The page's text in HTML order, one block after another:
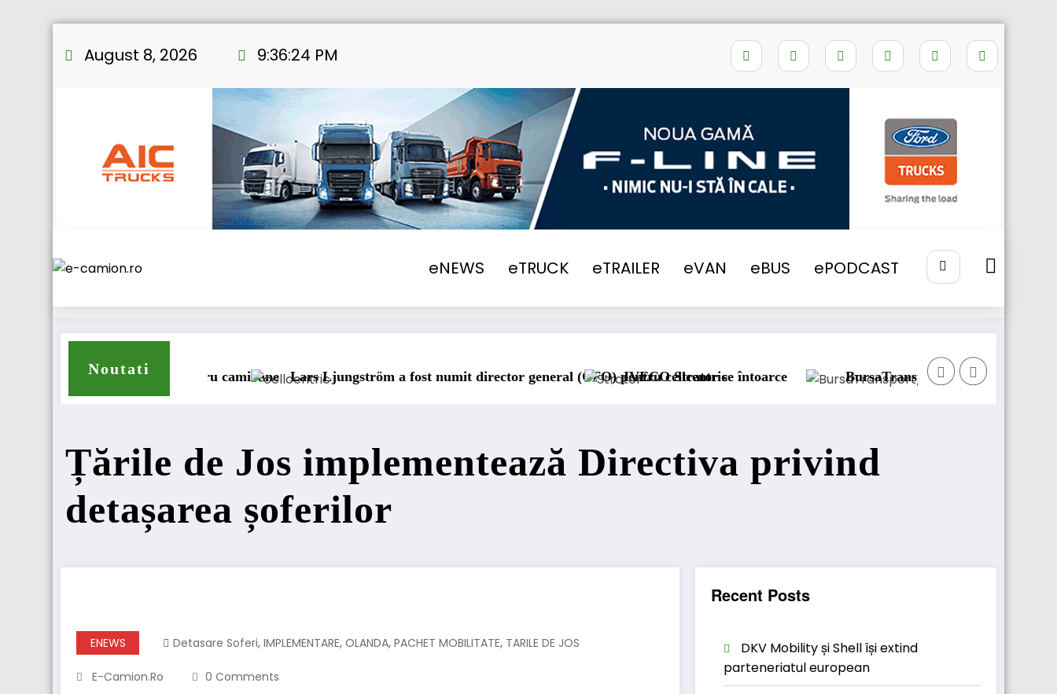
August 8, 2026 9:36:25 PM
eNEWS eTRUCK eTRAILER eVAN eBUS ePODCAST
Țările de Jos implementează Directiva privind detașarea șoferilor
Noutati
Lars Ljungström a fost numit director general (CFO) pentru cellcentric
IVECO Strator se întoarce BursaTransport/123cargo introduce o nouă funcționalitateDaimler
Țările de Jos implementează Directiva privind
detașarea șoferilor
ENEWS Detasare Soferi, IMPLEMENTARE, OLANDA, PACHET MOBILITATE, TARILE DE JOS
E-Camion.ro 0 Comments
Recent Posts
DKV Mobility și Shell își extind
parteneriatul european